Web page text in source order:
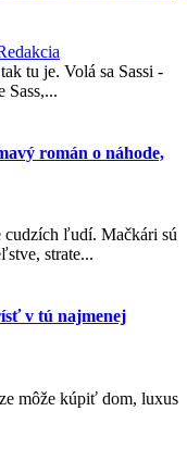
tu je. Volá sa Sassi -
Sass,...
román o náhode,
cudzích ľudí. Mačkári sú
strate...
v tú najmenej
môže kúpiť dom, luxus